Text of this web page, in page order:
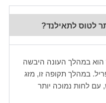
לטוס לתאילנד?
הוא במהלך העונה היבשה
במהלך תקופה זו, מזג
עם לחות נמוכה יותר